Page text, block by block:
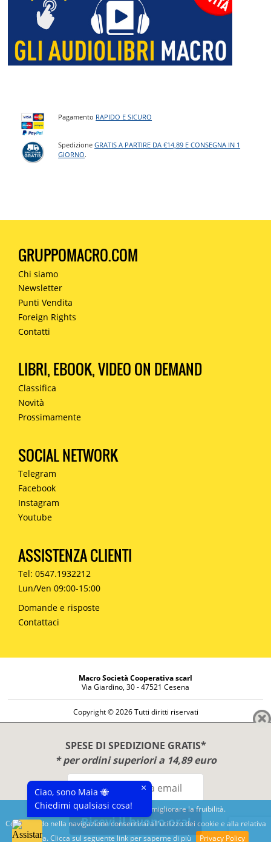
Questo sito utilizza cookies per migliorare la fruibilità.
Continuando nella navigazione consentirai all'utilizzo dei cookie e alla relativa
politica. Clicca sul seguente link per saperne di più
Privacy Policy
SPESE DI SPEDIZIONE GRATIS*
* per ordini superiori a 14,89 euro
Ricevi il buono ora!
Pagamento RAPIDO E SICURO
SpedizioneGRATIS A PARTIRE DA €14,89 E CONSEGNA IN 1
GIORNO.
GRUPPOMACRO.COM
Chi siamo
Newsletter
Punti Vendita
Foreign Rights
Contatti
LIBRI, EBOOK, VIDEO ON DEMAND
Classifica
Novità
Prossimamente
SOCIAL NETWORK
Telegram
Facebook
Instagram
Youtube
ASSISTENZA CLIENTI
Tel: 0547.1932212
Lun/Ven 09:00-15:00
Domande e risposte
Contattaci
Macro Società Cooperativa scarl
Via Giardino, 30 - 47521 Cesena
Copyright © 2026 Tutti diritti riservati
Diritto di reso
Disclaimer
Privacy Policy
Benessere e conoscenza dal 1987
Sviluppato daNimaia
Ciao, sono Maia 🐝
Chiedimi qualsiasi cosa!
×